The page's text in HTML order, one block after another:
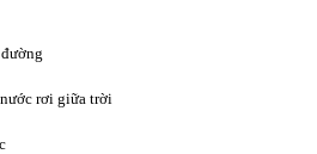
rơi giữa trời